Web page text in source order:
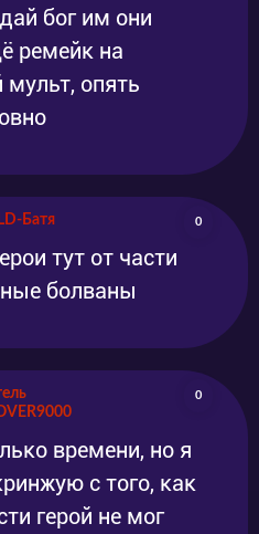
бог им они
ремейк на
опять
Батя 0
тут от части
болваны
0
времени, но я
с того, как
герой не мог